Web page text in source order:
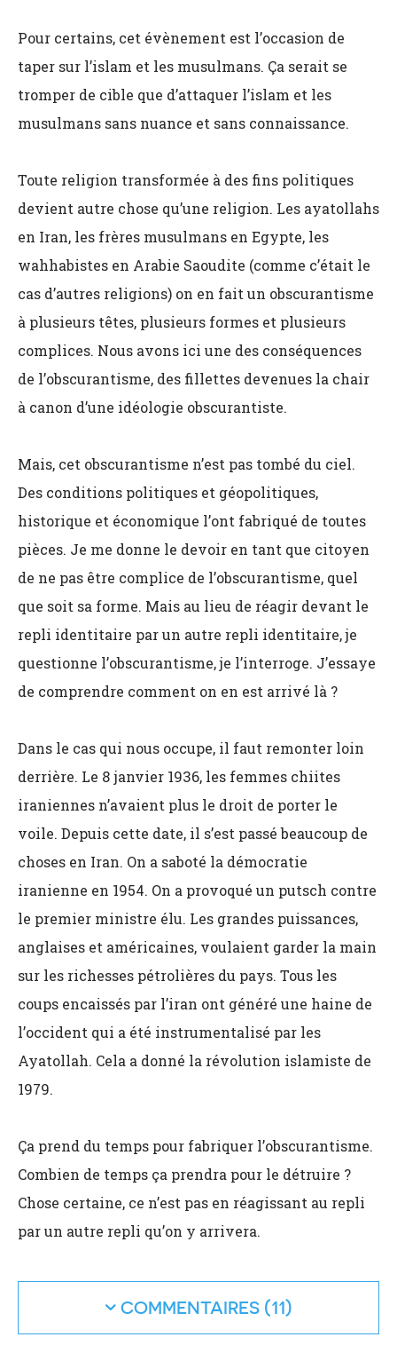
Pour certains, cet évènement est l’occasion de
taper sur l’islam et les musulmans. Ça serait se
tromper de cible que d’attaquer l’islam et les
musulmans sans nuance et sans connaissance.
Toute religion transformée à des fins politiques
devient autre chose qu’une religion. Les ayatollahs
en Iran, les frères musulmans en Egypte, les
wahhabistes en Arabie Saoudite (comme c’était le
cas d’autres religions) on en fait un obscurantisme
à plusieurs têtes, plusieurs formes et plusieurs
complices. Nous avons ici une des conséquences
de l’obscurantisme, des fillettes devenues la chair
à canon d’une idéologie obscurantiste.
Mais, cet obscurantisme n’est pas tombé du ciel.
Des conditions politiques et géopolitiques,
historique et économique l’ont fabriqué de toutes
pièces. Je me donne le devoir en tant que citoyen
de ne pas être complice de l’obscurantisme, quel
que soit sa forme. Mais au lieu de réagir devant le
repli identitaire par un autre repli identitaire, je
questionne l’obscurantisme, je l’interroge. J’essaye
de comprendre comment on en est arrivé là ?
Dans le cas qui nous occupe, il faut remonter loin
derrière. Le 8 janvier 1936, les femmes chiites
iraniennes n’avaient plus le droit de porter le
voile. Depuis cette date, il s’est passé beaucoup de
choses en Iran. On a saboté la démocratie
iranienne en 1954. On a provoqué un putsch contre
le premier ministre élu. Les grandes puissances,
anglaises et américaines, voulaient garder la main
sur les richesses pétrolières du pays. Tous les
coups encaissés par l’iran ont généré une haine de
l’occident qui a été instrumentalisé par les
Ayatollah. Cela a donné la révolution islamiste de
1979.
Ça prend du temps pour fabriquer l’obscurantisme.
Combien de temps ça prendra pour le détruire ?
Chose certaine, ce n’est pas en réagissant au repli
par un autre repli qu’on y arrivera.
COMMENTAIRES